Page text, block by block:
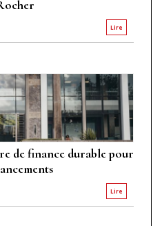
Lire
de finance durable pour
Lire